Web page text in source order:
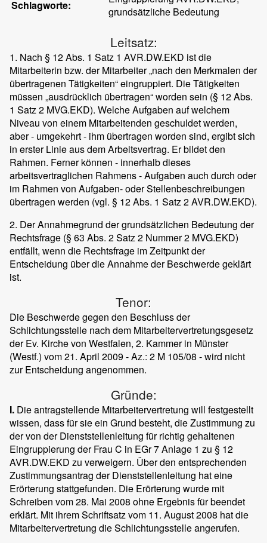
Schlagworte:
grundsätzliche Bedeutung
Leitsatz:
1. Nach § 12 Abs. 1 Satz 1 AVR.DW.EKD ist die
Mitarbeiterin bzw. der Mitarbeiter „nach den Merkmalen der
übertragenen Tätigkeiten“ eingruppiert. Die Tätigkeiten
müssen „ausdrücklich übertragen“ worden sein (§ 12 Abs.
1 Satz 2 MVG.EKD). Welche Aufgaben auf welchem
Niveau von einem Mitarbeitenden geschuldet werden,
aber - umgekehrt - ihm übertragen worden sind, ergibt sich
in erster Linie aus dem Arbeitsvertrag. Er bildet den
Rahmen. Ferner können - innerhalb dieses
arbeitsvertraglichen Rahmens - Aufgaben auch durch oder
im Rahmen von Aufgaben- oder Stellenbeschreibungen
übertragen werden (vgl. § 12 Abs. 1 Satz 2 AVR.DW.EKD).
2. Der Annahmegrund der grundsätzlichen Bedeutung der
Rechtsfrage (§ 63 Abs. 2 Satz 2 Nummer 2 MVG.EKD)
entfällt, wenn die Rechtsfrage im Zeitpunkt der
Entscheidung über die Annahme der Beschwerde geklärt
ist.
Tenor:
Die Beschwerde gegen den Beschluss der
Schlichtungsstelle nach dem Mitarbeitervertretungsgesetz
der Ev. Kirche von Westfalen, 2. Kammer in Münster
(Westf.) vom 21. April 2009 - Az.: 2 M 105/08 - wird nicht
zur Entscheidung angenommen.
Gründe:
I. Die antragstellende Mitarbeitervertretung will festgestellt
wissen, dass für sie ein Grund besteht, die Zustimmung zu
der von der Dienststellenleitung für richtig gehaltenen
Eingruppierung der Frau C in EGr 7 Anlage 1 zu § 12
AVR.DW.EKD zu verweigern. Über den entsprechenden
Zustimmungsantrag der Dienststellenleitung hat eine
Erörterung stattgefunden. Die Erörterung wurde mit
Schreiben vom 28. Mai 2008 ohne Ergebnis für beendet
erklärt. Mit ihrem Schriftsatz vom 11. August 2008 hat die
Mitarbeitervertretung die Schlichtungsstelle angerufen.